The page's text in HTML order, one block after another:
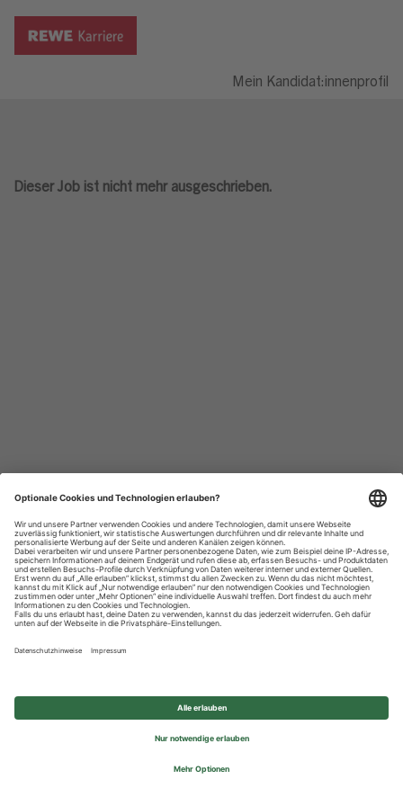
Mein Kandidat:innenprofil
Dieser Job ist nicht mehr ausgeschrieben.
Datenschutzhinweise
Impressum
Privatsphäre-Einstellungen
© 2026 REWE Group - All rights reserved